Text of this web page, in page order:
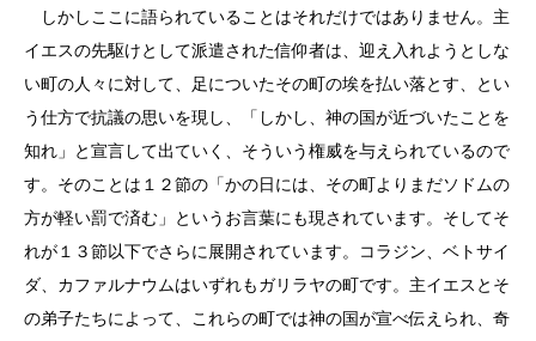
しかしここに語られていることはそれだけではありません。主
イエスの先駆けとして派遣された信仰者は、迎え入れようとしな
い町の人々に対して、足についたその町の埃を払い落とす、とい
う仕方で抗議の思いを現し、「しかし、神の国が近づいたことを
知れ」と宣言して出ていく、そういう権威を与えられているので
す。そのことは１２節の「かの日には、その町よりまだソドムの
方が軽い罰で済む」というお言葉にも現されています。そしてそ
れが１３節以下でさらに展開されています。コラジン、ベトサイ
ダ、カファルナウムはいずれもガリラヤの町です。主イエスとそ
の弟子たちによって、これらの町では神の国が宣べ伝えられ、奇